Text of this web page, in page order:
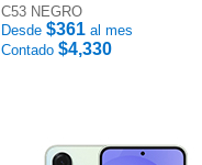
C53 NEGRO
Desde $361 al mes
Contado $4,330